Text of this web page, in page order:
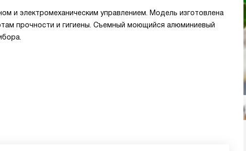
и электромеханическим управлением. Модель изготовлена
прочности и гигиены. Съемный моющийся алюминиевый